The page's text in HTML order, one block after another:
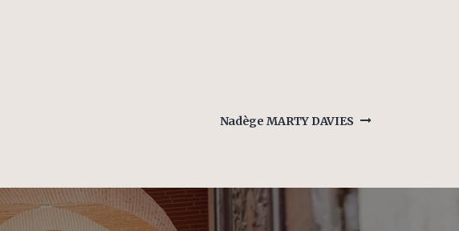
Nadège MARTY DAVIES